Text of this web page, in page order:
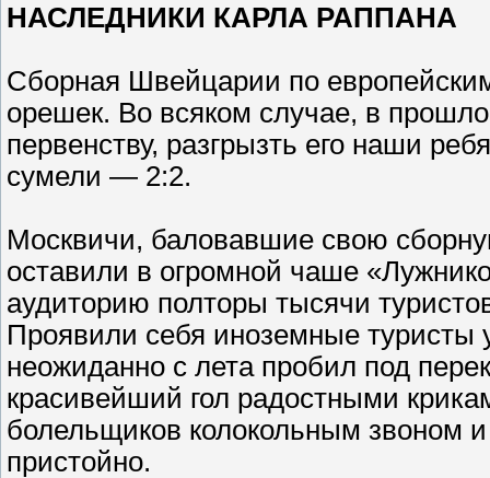
НАСЛЕДНИКИ КАРЛА РАППАНА
Сборная Швейцарии по
орешек. Во всяком случае, в
первенству, разгрызть его наши
сумели — 2:2.
Москвичи, баловавшие свою
оставили в огромной чаше
аудиторию полторы тысячи
Проявили себя иноземные туристы
неожиданно с лета пробил под
красивейший гол радостными
болельщиков колокольным звоном
пристойно.